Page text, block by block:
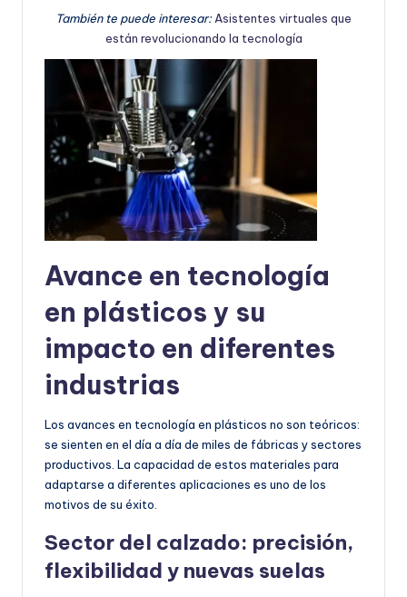
También te puede interesar:Asistentes virtuales que
están revolucionando la tecnología
Avance en tecnología
en plásticos y su
impacto en diferentes
industrias
Los avances en tecnología en plásticos no son teóricos:
se sienten en el día a día de miles de fábricas y sectores
productivos. La capacidad de estos materiales para
adaptarse a diferentes aplicaciones es uno de los
motivos de su éxito.
Sector del calzado: precisión,
flexibilidad y nuevas suelas